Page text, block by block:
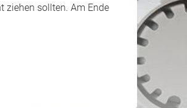
ziehen sollten. Am Ende